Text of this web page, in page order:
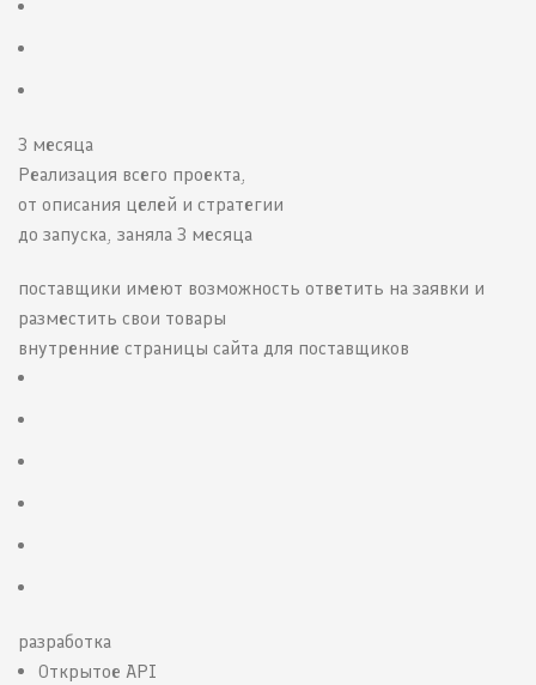
3 месяца
Реализация всего проекта,
от описания целей и стратегии
до запуска, заняла 3 месяца
поставщики имеют возможность ответить на заявки и
разместить свои товары
внутренние страницы сайта для поставщиков
разработка
Открытое API